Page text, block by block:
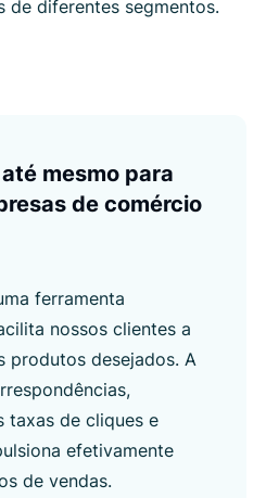
de diferentes segmentos.
mesmo para
de comércio
ferramenta
nossos clientes a
produtos desejados. A
taxas de cliques e
efetivamente
de vendas.